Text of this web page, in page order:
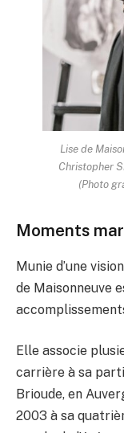
Lise de
Christopher
(Photo
Moments
Munie d’une
de Maisonneuve
Elle associe
carrière à sa
Brioude, en
2003 à sa